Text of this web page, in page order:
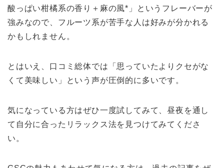
酸っぱい柑橘系の香り＋麻の風*」というフレーバーが
強みなので、フルーツ系が苦手な人は好みが分かれる
かもしれません。
とはいえ、口コミ総体では「思っていたよりクセがな
くて美味しい」という声が圧倒的に多いです。
気になっている方はぜひ一度試してみて、昼夜を通し
て自分に合ったリラックス法を見つけてみてくださ
い。